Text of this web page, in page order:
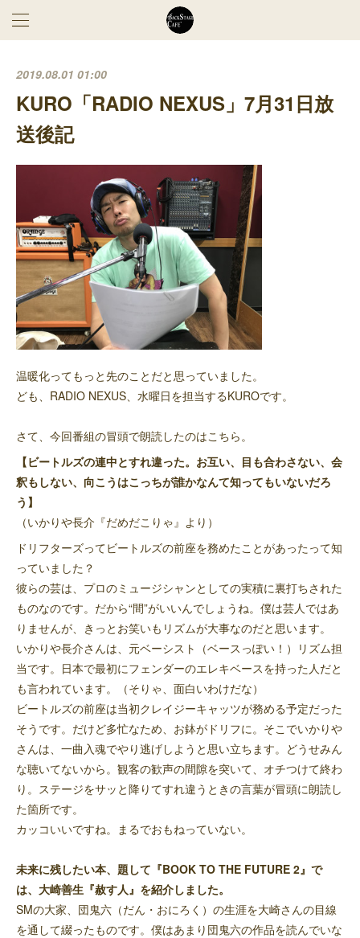
2019.08.01 01:00
KURO「RADIO NEXUS」7月31日放
送後記
温暖化ってもっと先のことだと思っていました。
ども、RADIO NEXUS、水曜日を担当するKUROです。
さて、今回番組の冒頭で朗読したのはこちら。
【ビートルズの連中とすれ違った。お互い、目も合わさない、会
釈もしない、向こうはこっちが誰かなんて知ってもいないだろ
う】
（いかりや長介『だめだこりゃ』より）
ドリフターズってビートルズの前座を務めたことがあったって知
っていました？
彼らの芸は、プロのミュージシャンとしての実積に裏打ちされた
ものなのです。だから“間”がいいんでしょうね。僕は芸人ではあ
りませんが、きっとお笑いもリズムが大事なのだと思います。
いかりや長介さんは、元ベーシスト（ベースっぽい！）リズム担
当です。日本で最初にフェンダーのエレキベースを持った人だと
も言われています。（そりゃ、面白いわけだな）
ビートルズの前座は当初クレイジーキャッツが務める予定だった
そうです。だけど多忙なため、お鉢がドリフに。そこでいかりや
さんは、一曲入魂でやり逃げしようと思い立ちます。どうせみん
な聴いてないから。観客の歓声の間隙を突いて、オチつけて終わ
り。ステージをサッと降りてすれ違うときの言葉が冒頭に朗読し
た箇所です。
カッコいいですね。まるでおもねっていない。
未来に残したい本、題して『BOOK TO THE FUTURE 2』で
は、大崎善生『赦す人』を紹介しました。
SMの大家、団鬼六（だん・おにろく）の生涯を大崎さんの目線
を通して綴ったものです。僕はあまり団鬼六の作品を読んでいな